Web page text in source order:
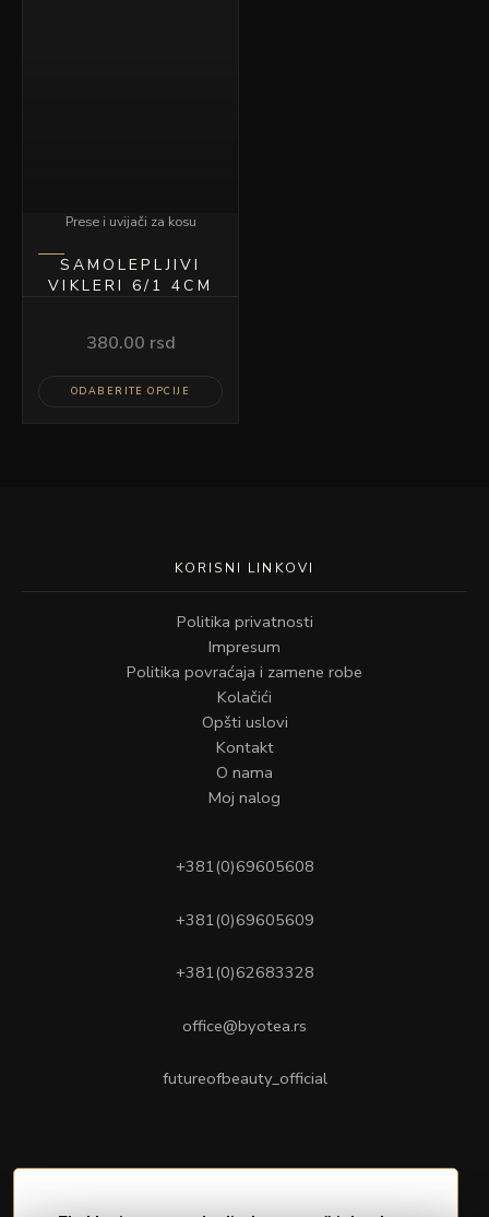
Prese i uvijači za kosu
SAMOLEPLJIVI
VIKLERI 6/1 4CM
380.00 rsd
ODABERITE OPCIJE
stranici
KORISNI LINKOVI
Politika privatnosti
Impresum
Politika povraćaja i zamene robe
Kolačići
Opšti uslovi
Kontakt
O nama
Moj nalog
+381(0)69605608
+381(0)69605609
+381(0)62683328
office@byotea.rs
futureofbeauty_official